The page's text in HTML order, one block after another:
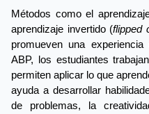
Métodos como el
aprendizaje invertido (flipped
promueven una
ABP, los estudiantes
permiten aplicar lo que
ayuda a desarrollar
de problemas, la